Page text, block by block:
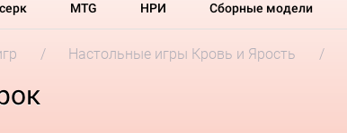
MTG НРИ Сборные модели
Настольные игры Кровь и Ярость